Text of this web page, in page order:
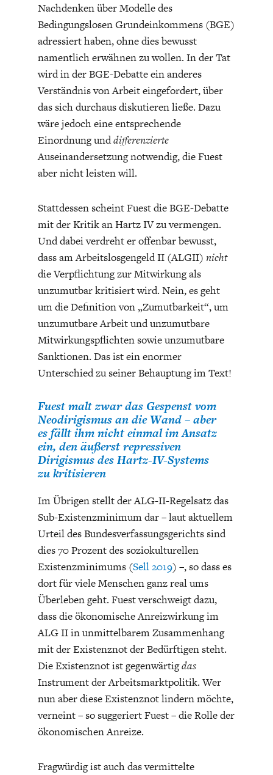
Nachdenken über Modelle des
Bedingungslosen Grundeinkommens (BGE)
adressiert haben, ohne dies bewusst
namentlich erwähnen zu wollen. In der Tat
wird in der BGE-Debatte ein anderes
Verständnis von Arbeit eingefordert, über
das sich durchaus diskutieren ließe. Dazu
wäre jedoch eine entsprechende
Einordnung unddifferenzierte
Auseinandersetzung notwendig, die Fuest
aber nicht leisten will.
Stattdessen scheint Fuest die BGE-Debatte
mit der Kritik an Hartz IV zu vermengen.
Und dabei verdreht er offenbar bewusst,
dass am Arbeitslosgengeld II (ALGII) nicht
die Verpflichtung zur Mitwirkung als
unzumutbar kritisiert wird. Nein, es geht
um die Definition von „Zumutbarkeit“, um
unzumutbare Arbeit und unzumutbare
Mitwirkungspflichten sowie unzumutbare
Sanktionen. Das ist ein enormer
Unterschied zu seiner Behauptung im Text!
Fuest malt zwar das Gespenst vom
Neodirigismus an die Wand – aber
es fällt ihm nicht einmal im Ansatz
ein, den äußerst repressiven
Dirigismus des Hartz-IV-Systems
zu kritisieren
Im Übrigen stellt der ALG-II-Regelsatz das
Sub-Existenzminimum dar – laut aktuellem
Urteil des Bundesverfassungsgerichts sind
dies 70 Prozent des soziokulturellen
Existenzminimums (Sell 2019) –, so dass es
dort für viele Menschen ganz real ums
Überleben geht. Fuest verschweigt dazu,
dass die ökonomische Anreizwirkung im
ALG II in unmittelbarem Zusammenhang
mit der Existenznot der Bedürftigen steht.
Die Existenznot ist gegenwärtigdas
Instrument der Arbeitsmarktpolitik. Wer
nun aber diese Existenznot lindern möchte,
verneint – so suggeriert Fuest – die Rolle der
ökonomischen Anreize.
Fragwürdig ist auch das vermittelte